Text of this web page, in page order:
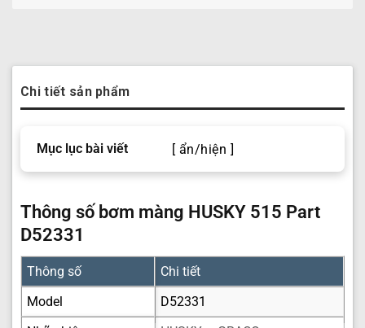
Chi tiết sản phẩm
Mục lục bài viết [ ẩn/hiện ]
Thông số bơm màng HUSKY 515 Part
D52331
Thông số
Chi tiết
Model
D52331